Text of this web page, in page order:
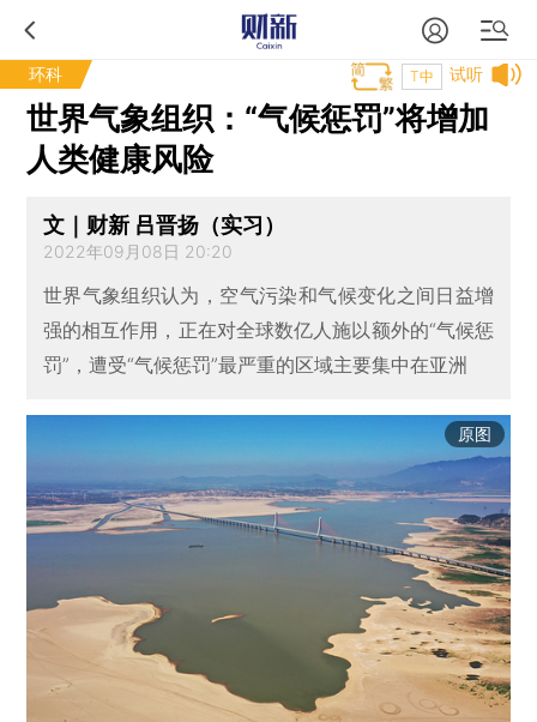
环科 试听
T中
世界气象组织：“气候惩罚”将增加
人类健康风险
文｜财新 吕晋扬（实习）
2022年09月08日 20:20
世界气象组织认为，空气污染和气候变化之间日益增
强的相互作用，正在对全球数亿人施以额外的“气候惩
罚”，遭受“气候惩罚”最严重的区域主要集中在亚洲
原图